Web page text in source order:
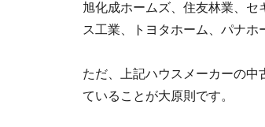
旭化成ホームズ、住友林業、
ス工業、トヨタホーム、パナ
ただ、上記ハウスメーカーの
ていることが大原則です。